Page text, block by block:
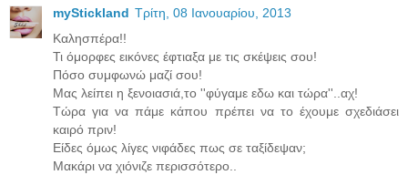
myStickland Τρίτη, 08 Ιανουαρίου, 2013
Καλησπέρα!!
Τι όμορφες εικόνες έφτιαξα με τις σκέψεις σου!
Πόσο συμφωνώ μαζί σου!
Μας λείπει η ξενοιασιά,το ''φύγαμε εδω και τώρα''..αχ!
Τώρα για να πάμε κάπου πρέπει να το έχουμε σχεδιάσει
καιρό πριν!
Είδες όμως λίγες νιφάδες πως σε ταξίδεψαν;
Μακάρι να χιόνιζε περισσότερο..